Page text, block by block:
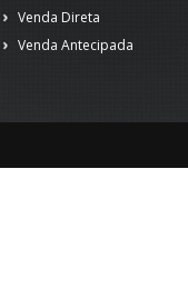
Venda Direta
Venda Antecipada